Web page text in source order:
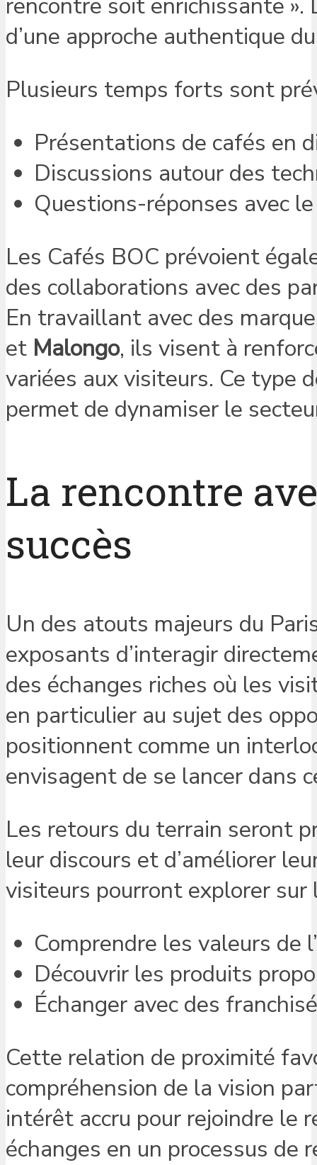
d’une approche authentique
Plusieurs temps forts sont
Présentations de cafés en
Discussions autour des
Questions-réponses avec
Les Cafés BOC prévoient
des collaborations avec des
En travaillant avec des
et Malongo, ils visent à
variées aux visiteurs. Ce type
permet de dynamiser le
La rencontre
succès
Un des atouts majeurs du
exposants d’interagir
des échanges riches où les
en particulier au sujet des
positionnent comme un
envisagent de se lancer dans
Les retours du terrain seront
leur discours et d’améliorer
visiteurs pourront explorer sur
Comprendre les valeurs de
Découvrir les produits
Échanger avec des
Cette relation de proximité
compréhension de la vision
intérêt accru pour rejoindre le
échanges en un processus de